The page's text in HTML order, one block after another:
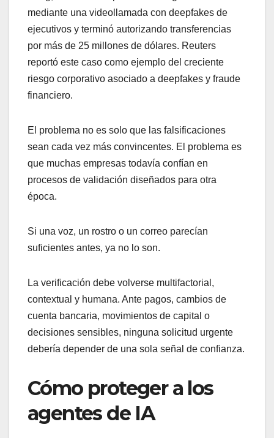
mediante una videollamada con deepfakes de
ejecutivos y terminó autorizando transferencias
por más de 25 millones de dólares. Reuters
reportó este caso como ejemplo del creciente
riesgo corporativo asociado a deepfakes y fraude
financiero.
El problema no es solo que las falsificaciones
sean cada vez más convincentes. El problema es
que muchas empresas todavía confían en
procesos de validación diseñados para otra
época.
Si una voz, un rostro o un correo parecían
suficientes antes, ya no lo son.
La verificación debe volverse multifactorial,
contextual y humana. Ante pagos, cambios de
cuenta bancaria, movimientos de capital o
decisiones sensibles, ninguna solicitud urgente
debería depender de una sola señal de confianza.
Cómo proteger a los
agentes de IA